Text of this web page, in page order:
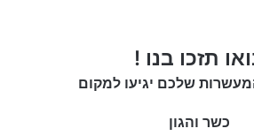
תזכו בנו !
שלכם יגיעו למקום
כשר והגון